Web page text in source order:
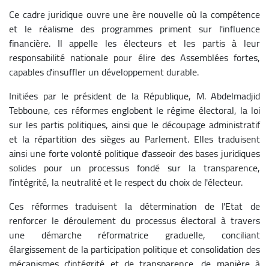
Ce cadre juridique ouvre une ère nouvelle où la compétence
et le réalisme des programmes priment sur l'influence
financière. Il appelle les électeurs et les partis à leur
responsabilité nationale pour élire des Assemblées fortes,
capables d'insuffler un développement durable.
Initiées par le président de la République, M. Abdelmadjid
Tebboune, ces réformes englobent le régime électoral, la loi
sur les partis politiques, ainsi que le découpage administratif
et la répartition des sièges au Parlement. Elles traduisent
ainsi une forte volonté politique d'asseoir des bases juridiques
solides pour un processus fondé sur la transparence,
l'intégrité, la neutralité et le respect du choix de l'électeur.
Ces réformes traduisent la détermination de l'Etat de
renforcer le déroulement du processus électoral à travers
une démarche réformatrice graduelle, conciliant
élargissement de la participation politique et consolidation des